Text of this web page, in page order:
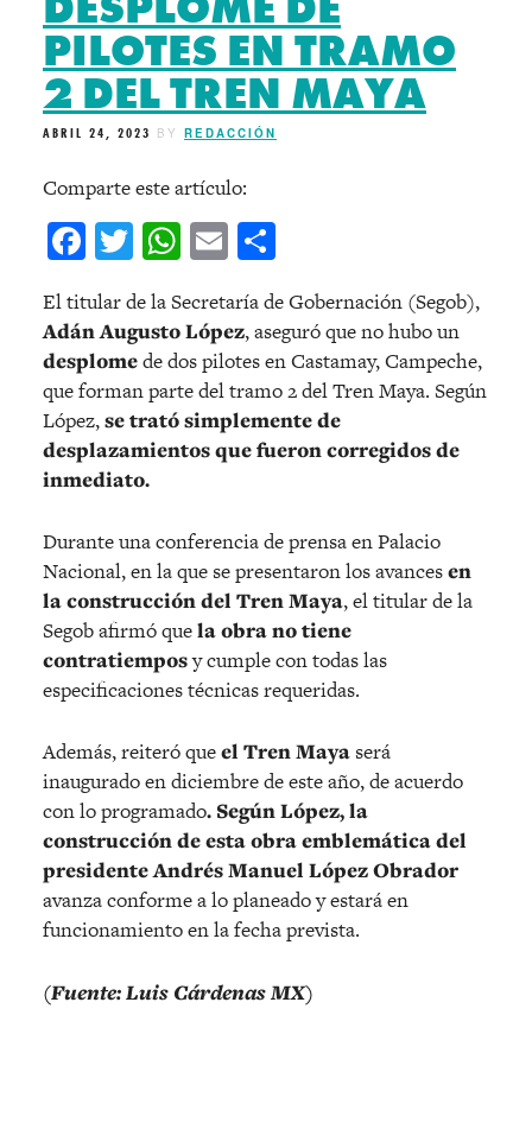
PILOTES EN TRAMO
2 DEL TREN MAYA
ABRIL 24, 2023 BY REDACCIÓN
Comparte este artículo:
Facebook
Twitter
WhatsApp
Email
El titular de la Secretaría de Gobernación (Segob),
Adán Augusto López, aseguró que no hubo un
desplomede dos pilotes en Castamay, Campeche,
que forman parte del tramo 2 del Tren Maya. Según
López,se trató simplemente de
desplazamientos que fueron corregidos de
inmediato.
Durante una conferencia de prensa en Palacio
Nacional, en la que se presentaron los avancesen
la construcción del Tren Maya, el titular de la
Segob afirmó quela obra no tiene
contratiemposy cumple con todas las
especificaciones técnicas requeridas.
Además, reiteró queel Tren Mayaserá
inaugurado en diciembre de este año, de acuerdo
con lo programado. Según López, la
construcción de esta obra emblemática del
presidente Andrés Manuel López Obrador
avanza conforme a lo planeado y estará en
funcionamiento en la fecha prevista.
(Fuente: Luis Cárdenas MX)